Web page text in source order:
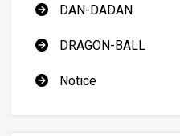
DAN-DADAN
DRAGON-BALL
Notice